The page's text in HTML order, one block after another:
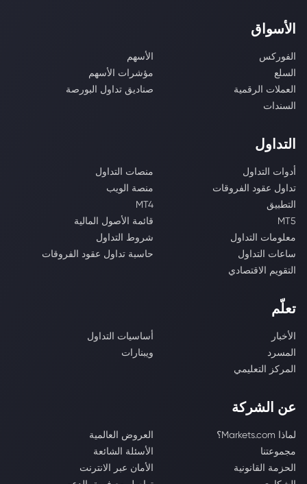
الأسواق
الفوركس
الأسهم
السلع
مؤشرات الأسهم
العملات الرقمية
صناديق تداول البورصة
السندات
التداول
أدوات التداول
منصات التداول
تداول عقود الفروقات
منصة الويب
التطبيق
MT4
MT5
قائمة الأصول المالية
معلومات التداول
شروط التداول
ساعات التداول
حاسبة تداول عقود الفروقات
التقويم الاقتصادي
تعلّم
الأخبار
أساسيات التداول
المسرد
ويبنارات
المركز التعليمي
عن الشركة
لماذا Markets.com؟
العروض العالمية
مجموعتنا
الأسئلة الشائعة
الحزمة القانونية
الأمان عبر الانترنت